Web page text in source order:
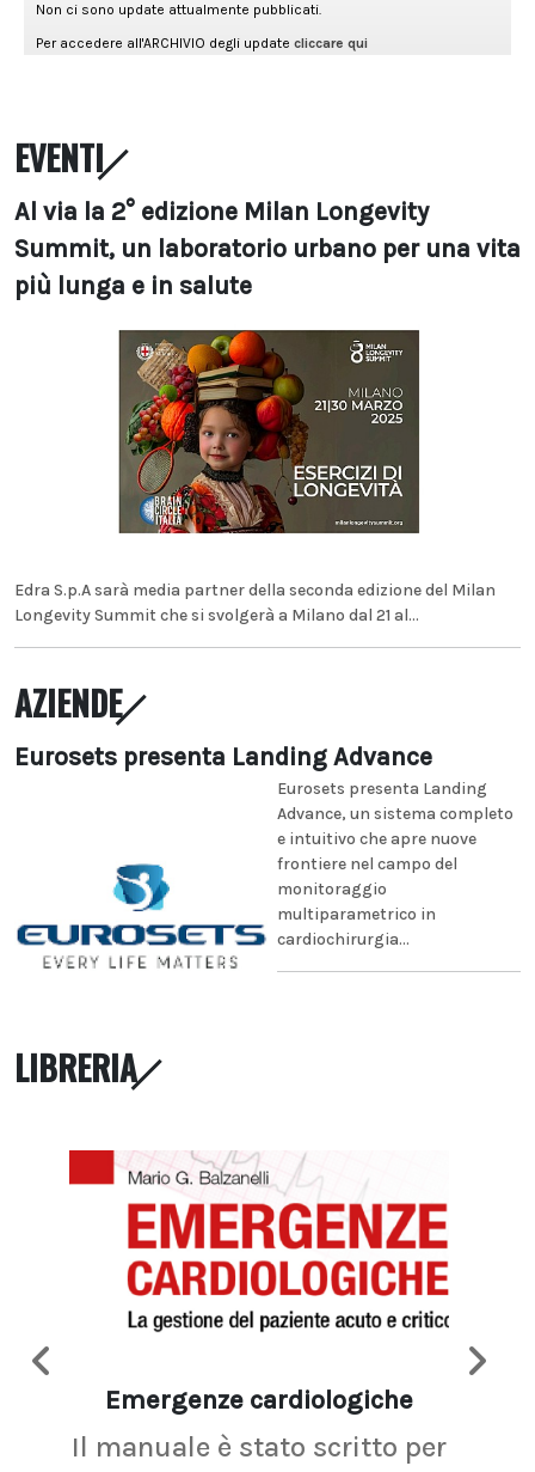
EVENTI
Al via la 2° edizione Milan Longevity
Summit, un laboratorio urbano per una vita
più lunga e in salute
Edra S.p.A sarà media partner della seconda edizione del Milan
Longevity Summit che si svolgerà a Milano dal 21 al...
AZIENDE
Eurosets presenta Landing Advance
Eurosets presenta Landing
Advance, un sistema completo
e intuitivo che apre nuove
frontiere nel campo del
monitoraggio
multiparametrico in
cardiochirurgia...
LIBRERIA
Emergenze cardiologiche
Il manuale è stato scritto per